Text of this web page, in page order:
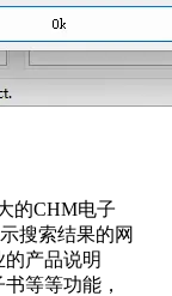
的CHM电子
搜索结果的网
产品说明
等等功能，